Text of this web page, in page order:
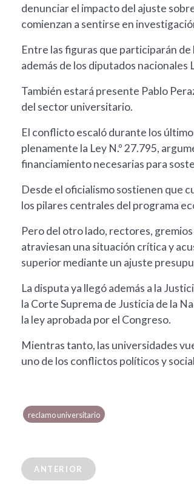
denunciar el impacto del ajuste
comienzan a sentirse en
Entre las figuras que participarán
además de los diputados nacionales
También estará presente Pablo
del sector universitario.
El conflicto escaló durante los
plenamente la Ley N.º 27.795,
financiamiento necesarias para
Desde el oficialismo sostienen que
los pilares centrales del programa
Pero del otro lado, rectores,
atraviesan una situación crítica y
superior mediante un ajuste
La disputa ya llegó además a la
la Corte Suprema de Justicia de la
la ley aprobada por el Congreso.
Mientras tanto, las universidades
uno de los conflictos políticos y
reclamo universitario
ANTERIOR